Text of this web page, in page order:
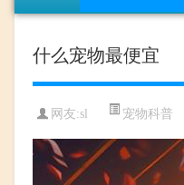
什么宠物最便宜
网友:sl 宠物科普